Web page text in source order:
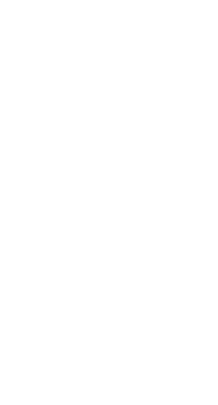
newsletter